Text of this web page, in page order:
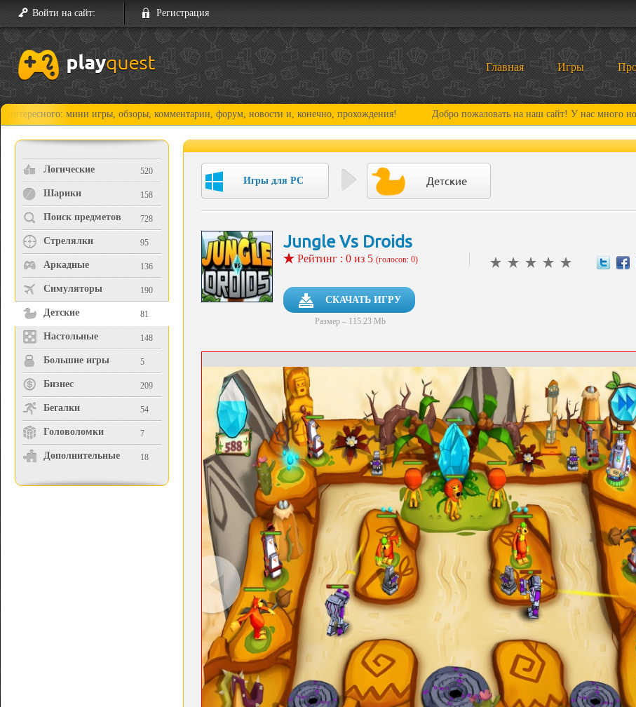
Войти на сайт: Регистрация
Главная Игры
мини игры, обзоры, комментарии, форум, новости и, конечно, прохождения! Добро пожаловать на наш сайт! У нас много нового и
Логические 520
Шарики 158
Поиск предметов 728
Стрелялки 95
Аркадные 136
Симуляторы 190
Детские 81
Настольные 148
Большие игры 5
Бизнес 209
Бегалки 54
Головоломки 7
Дополнительные 18
Игры для PC Детские
Jungle Vs Droids
Рейтинг : 0 из 5 (голосов: 0)
СКАЧАТЬ ИГРУ
Размер – 115.23 Mb